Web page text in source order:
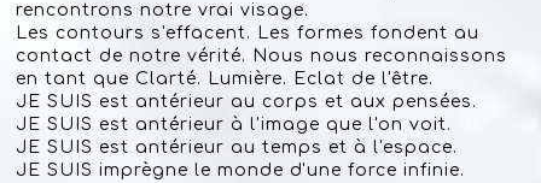
rencontrons notre vrai visage.
Les contours s'effacent. Les formes fondent au
contact de notre vérité. Nous nous reconnaissons
en tant que Clarté. Lumière. Eclat de l'être.
JE SUIS est antérieur au corps et aux pensées.
JE SUIS est antérieur à l'image que l'on voit.
JE SUIS est antérieur au temps et à l'espace.
JE SUIS imprègne le monde d'une force infinie.